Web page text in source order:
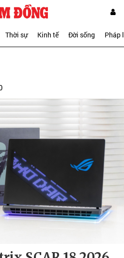
Thời sự Kinh tế Đời sống Pháp